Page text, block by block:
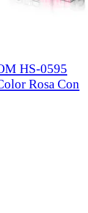
HS-0595
Rosa Con